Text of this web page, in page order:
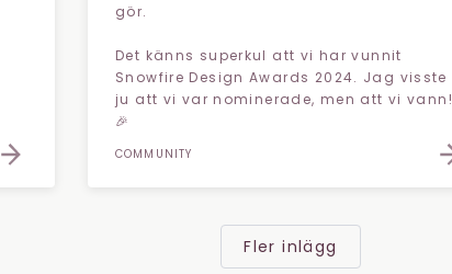
gör.
Det känns superkul att vi har vunnit
Snowfire Design Awards 2024. Jag visste
ju att vi var nominerade, men att vi vann!
🎉
COMMUNITY
Fler inlägg